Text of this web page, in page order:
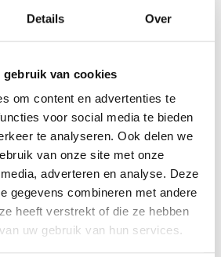
Details Over
gebruik van cookies
om content en advertenties te
voor social media te bieden
te analyseren. Ook delen we
van onze site met onze
adverteren en analyse. Deze
gegevens combineren met andere
heeft verstrekt of die ze hebben
uw gebruik van hun services.
Seawastex® XP 4-laags
Latex en GlideSkin neopreen
Latex en GlideSkin neopreen
Nee
Ja
Ja (dropseat)